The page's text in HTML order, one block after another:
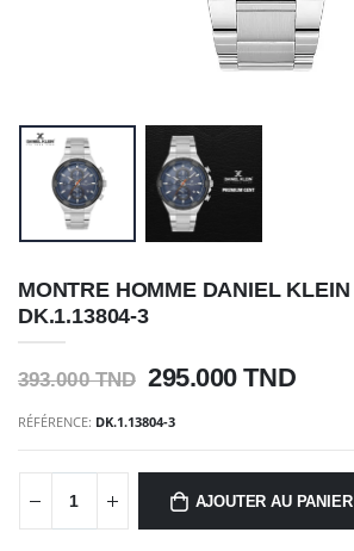
MONTRE HOMME DANIEL KLEIN
DK.1.13804-3
393.000 TND 295.000 TND
RÉFÉRENCE: DK.1.13804-3
AJOUTER AU PANIER